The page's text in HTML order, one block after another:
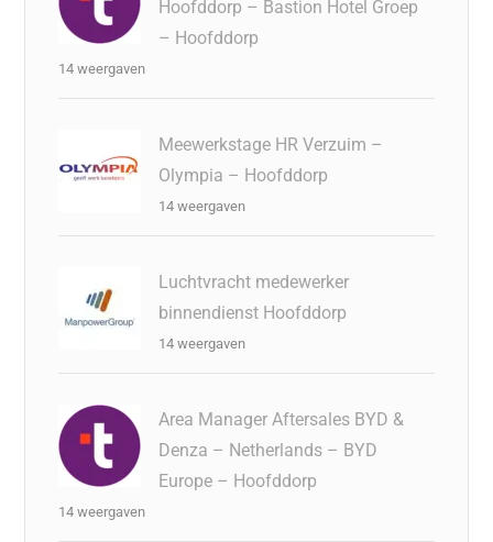
Hoofddorp – Bastion Hotel Groep
– Hoofddorp
14 weergaven
Meewerkstage HR Verzuim –
Olympia – Hoofddorp
14 weergaven
Luchtvracht medewerker
binnendienst Hoofddorp
14 weergaven
Area Manager Aftersales BYD &
Denza – Netherlands – BYD
Europe – Hoofddorp
14 weergaven